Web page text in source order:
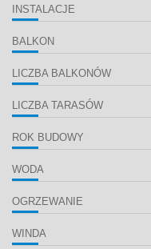
INSTALACJE
BALKON
LICZBA BALKONÓW
LICZBA TARASÓW
ROK BUDOWY
WODA
OGRZEWANIE
WINDA